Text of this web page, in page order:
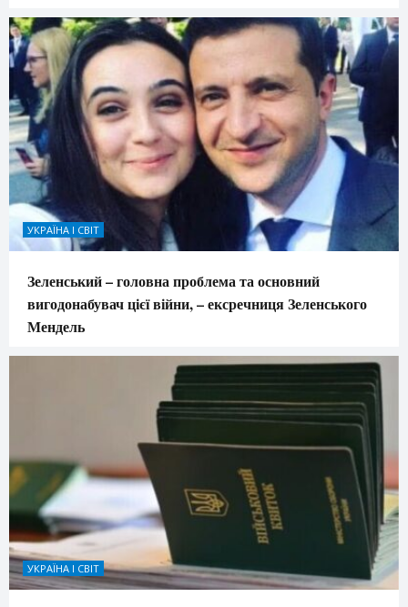
УКРАЇНА І СВІТ
Зеленський – головна проблема та основний
вигодонабувач цієї війни, – ексречниця Зеленського
Мендель
УКРАЇНА І СВІТ